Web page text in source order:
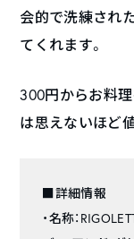
会的で洗練され
てくれます。
300円からお料
は思えないほど
■詳細情報
・名称：